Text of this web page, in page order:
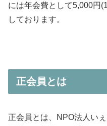
には年会費として5,000円
しております。
正会員とは
正会員とは、NPO法人い